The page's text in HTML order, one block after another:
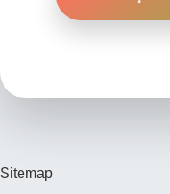
Sitemap